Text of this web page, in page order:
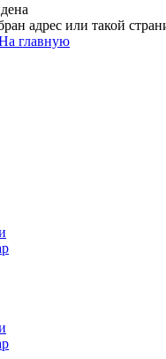
адрес или такой
главную